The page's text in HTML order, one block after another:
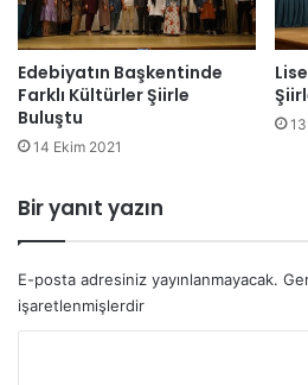
Edebiyatın Başkentinde
Farklı Kültürler Şiirle
Buluştu
14 Ekim 2021
Bir yanıt yazın
E-posta adresiniz yayınlanmayacak.
işaretlenmişlerdir